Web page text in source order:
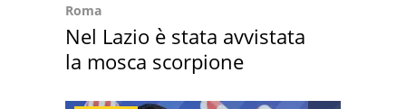
Roma
Nel Lazio è stata avvistata
la mosca scorpione